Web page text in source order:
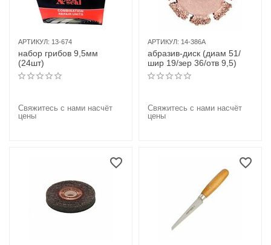
АРТИКУЛ: 13-674
набор грибов 9,5мм
(24шт)
Свяжитесь с нами насчёт
цены
АРТИКУЛ: 14-386A
абразив-диск (диам 51/
шир 19/зер 36/отв 9,5)
Свяжитесь с нами насчёт
цены